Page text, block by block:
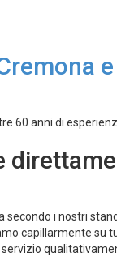
e
60 anni di
secondo i nostri
capillarmente su